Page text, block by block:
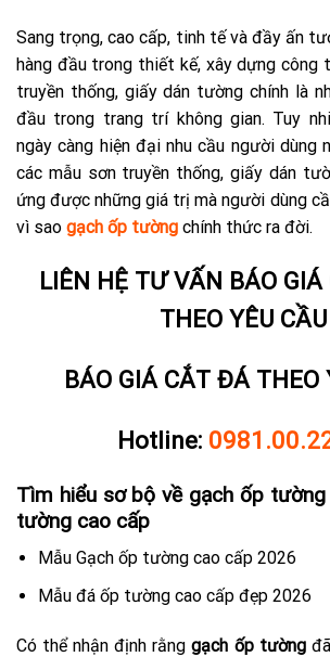
Sang trọng, cao cấp, tinh tế và đầy ấn
hàng đầu trong thiết kế, xây dựng công
truyền thống, giấy dán tường chính là
đầu trong trang trí không gian. Tuy
ngày càng hiện đại nhu cầu người dùng
các mẫu sơn truyền thống, giấy dán
ứng được những giá trị mà người dùng
vì sao gạch ốp tường chính thức ra đời.
LIÊN HỆ TƯ VẤN BÁO GIÁ
THEO YÊU CẦU
BÁO GIÁ CẮT ĐÁ THEO
Hotline:
Tìm hiểu sơ bộ về gạch ốp
tường cao cấp
Mẫu Gạch ốp tường cao cấp 2026
Mẫu đá ốp tường cao cấp đẹp 2026
Có thể nhận định rằnggạch ốp tường